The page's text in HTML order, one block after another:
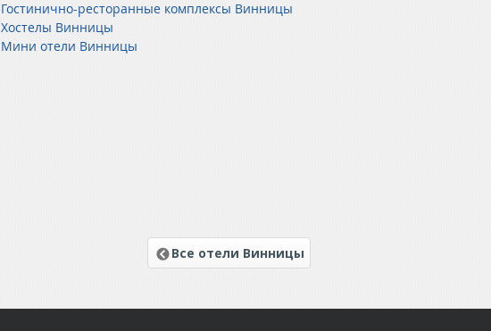
Гостинично-ресторанные комплексы Винницы
Хостелы Винницы
Мини отели Винницы
Все отели Винницы